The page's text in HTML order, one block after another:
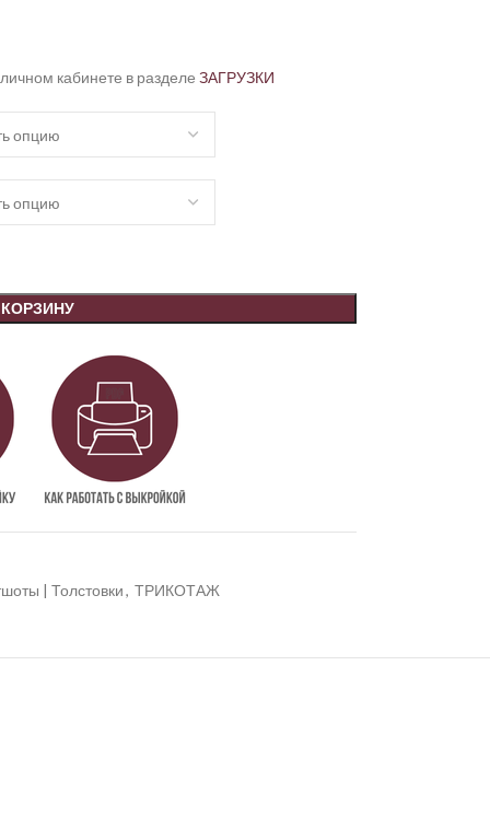
кабинете в разделе ЗАГРУЗКИ
КОРЗИНУ
| Толстовки, ТРИКОТАЖ